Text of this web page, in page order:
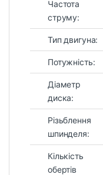
Частота
струму:
Тип двигуна:
Потужність:
Діаметр
диска:
Різьблення
шпинделя:
Кількість
обертів